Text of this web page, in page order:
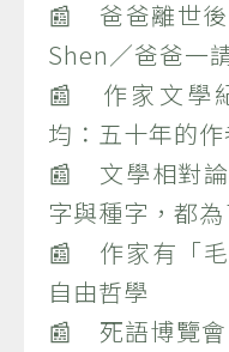
📰 爸爸離世後
Shen／爸爸一
📰 作家文學
均：五十年的
📰 文學相對
字與種字，都
📰 作家有「毛
自由哲學
📰 死語博覽會